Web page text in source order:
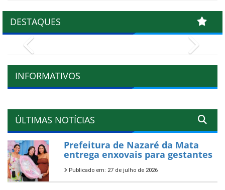
DESTAQUES
INFORMATIVOS
ÚLTIMAS NOTÍCIAS
Prefeitura de Nazaré da Mata
entrega enxovais para gestantes
Publicado em: 27 de julho de 2026